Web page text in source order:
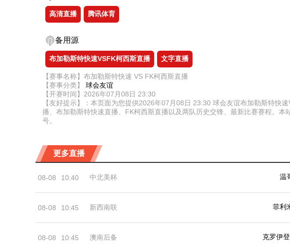
高清直播 腾讯体育
备用源
布加勒斯特快速VSFK柯西斯直播 文字直播
【赛事名称】布加勒斯特快速 VS FK柯西斯直播
【赛事分类】 球会友谊
【开赛时间】2026年07月08日 23:30
【友好提示】：本页面为您提供2026年07月08日 23:30 球会友谊布加勒斯特快
播、布加勒斯特快速直播、FK柯西斯直播以及两队历史交锋、最新比赛赛程。
号。
更多直播
08-08 10:40 中北美杯 温
08-08 10:45 新西南联 菲利
08-08 10:45 澳南后备
克罗伊登